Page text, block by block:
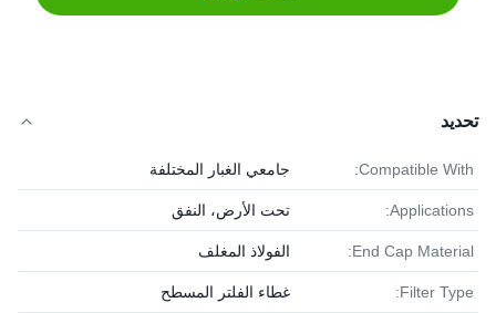
تحديد
Compatible With: جامعي الغبار المختلفة
Applications: تحت الأرض، النفق
End Cap Material: الفولاذ المغلف
Filter Type: غطاء الفلتر المسطح